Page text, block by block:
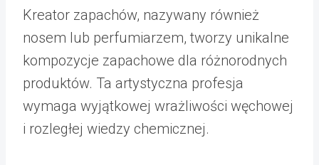
Kreator zapachów, nazywany również
nosem lub perfumiarzem, tworzy unikalne
kompozycje zapachowe dla różnorodnych
produktów. Ta artystyczna profesja
wymaga wyjątkowej wrażliwości węchowej
i rozległej wiedzy chemicznej.